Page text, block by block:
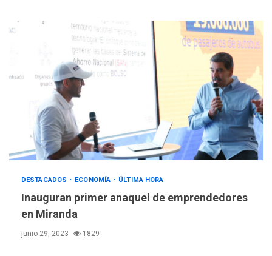
DESTACADOS ECONOMÍA ÚLTIMA HORA
Inauguran primer anaquel de emprendedores
en Miranda
junio 29, 2023 1829